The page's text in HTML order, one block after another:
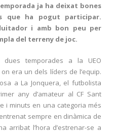
ja ha deixat bones
que ha pogut participar.
i amb bon peu per
del terreny de joc.
temporades a la UEO
era un dels líders de l’equip.
a La Jonquera, el futbolista
any d’amateur al CF Sant
i minuts en una categoria més
sempre en dinàmica de
arribat l’hora d’estrenar-se a